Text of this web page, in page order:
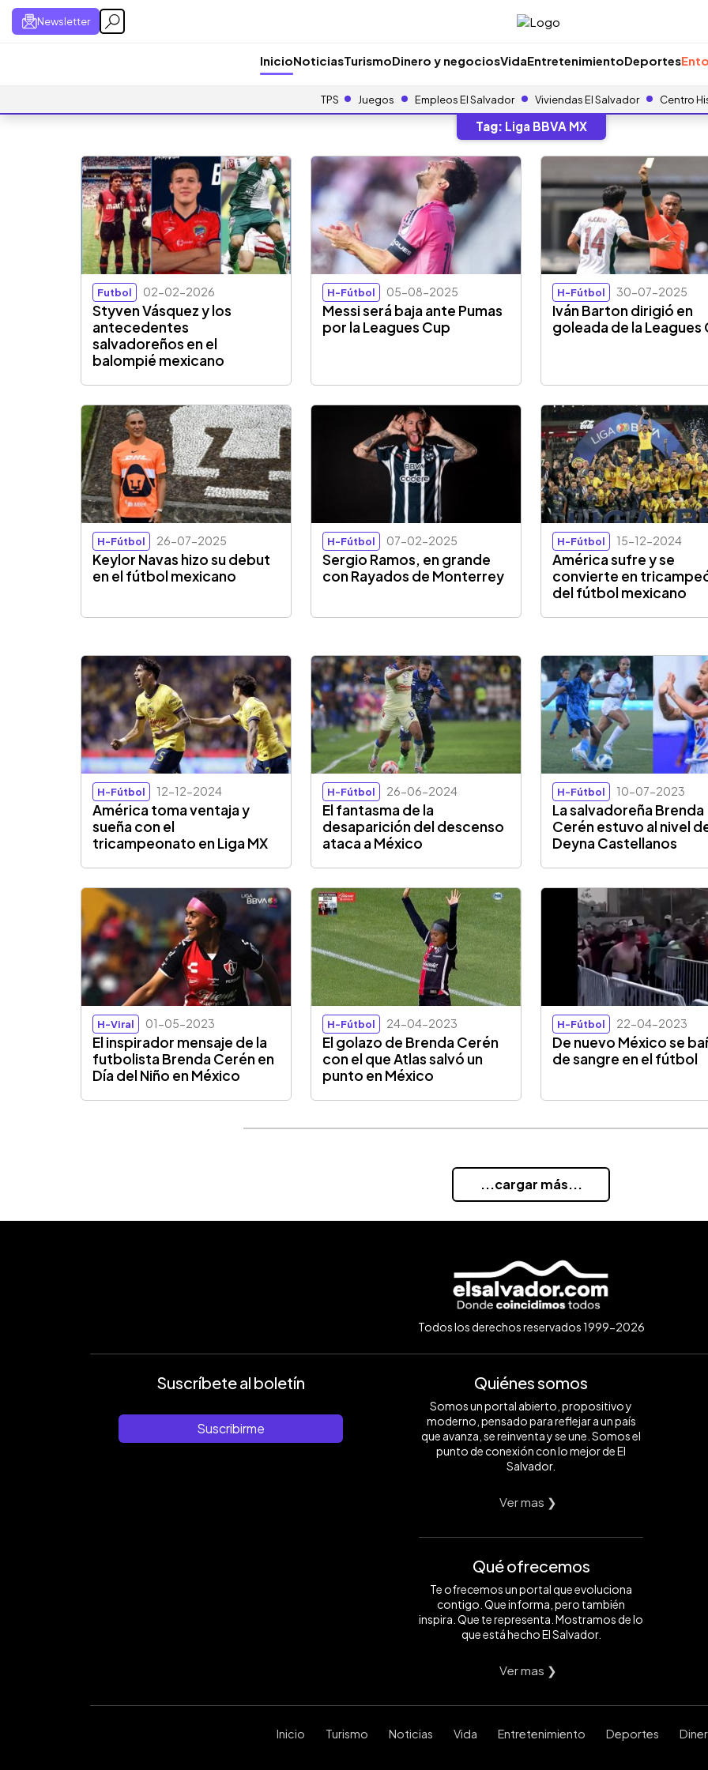
Newsletter
InicioNoticiasTurismoDinero y negociosVidaEntretenimientoDeportes
TPS Juegos Empleos El Salvador Viviendas El Salvador Centro
Tag: Liga BBVA MX
Futbol 02-02-2026
Styven Vásquez y los
antecedentes
salvadoreños en el
balompié mexicano
H-Fútbol 05-08-2025
Messi será baja ante Pumas
por la Leagues Cup
H-Fútbol 30-07-2025
Iván Barton dirigió en
goleada de la Leagues
H-Fútbol 26-07-2025
Keylor Navas hizo su debut
en el fútbol mexicano
H-Fútbol 07-02-2025
Sergio Ramos, en grande
con Rayados de Monterrey
H-Fútbol 15-12-2024
América sufre y se
convierte en
del fútbol mexicano
H-Fútbol 12-12-2024
América toma ventaja y
sueña con el
tricampeonato en Liga MX
H-Fútbol 26-06-2024
El fantasma de la
desaparición del descenso
ataca a México
H-Fútbol 10-07-2023
La salvadoreña Brenda
Cerén estuvo al nivel
Deyna Castellanos
H-Viral 01-05-2023
El inspirador mensaje de la
futbolista Brenda Cerén en
Día del Niño en México
H-Fútbol 24-04-2023
El golazo de Brenda Cerén
con el que Atlas salvó un
punto en México
H-Fútbol 22-04-2023
De nuevo México se
de sangre en el fútbol
...cargar más...
Todos los derechos reservados 1999-2026
Suscríbete al boletín
Suscribirme
Quiénes somos
Somos un portal abierto, propositivo y
moderno, pensado para reflejar a un país
que avanza, se reinventa y se une. Somos el
punto de conexión con lo mejor de El
Salvador.
Ver mas ❯
Qué ofrecemos
Te ofrecemos un portal que evoluciona
contigo. Que informa, pero también
inspira. Que te representa. Mostramos de lo
que está hecho El Salvador.
Ver mas ❯
Inicio Turismo Noticias Vida Entretenimiento Deportes